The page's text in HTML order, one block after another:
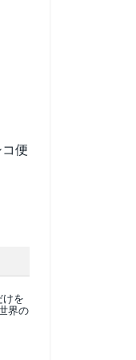
便
けを
界の